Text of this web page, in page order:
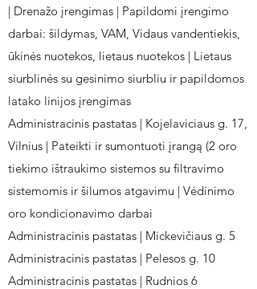
| Drenažo įrengimas | Papildomi įrengimo
darbai: šildymas, VAM, Vidaus vandentiekis,
ūkinės nuotekos, lietaus nuotekos | Lietaus
siurblinės su gesinimo siurbliu ir papildomos
latako linijos įrengimas
Administracinis pastatas | Kojelaviciaus g. 17,
Vilnius | Pateikti ir sumontuoti įrangą (2 oro
tiekimo ištraukimo sistemos su filtravimo
sistemomis ir šilumos atgavimu | Vėdinimo
oro kondicionavimo darbai
Administracinis pastatas | Mickevičiaus g. 5
Administracinis pastatas | Pelesos g. 10
Administracinis pastatas | Rudnios 6